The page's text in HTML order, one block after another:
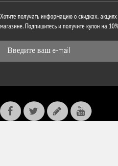
Хотите получать информацию о скидках,
магазине. Подпишитесь и получите купон на